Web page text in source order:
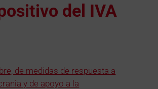
del IVA
de medidas de respuesta a
y de apoyo a la